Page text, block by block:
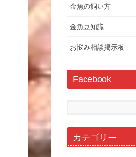
金魚の飼い方
金魚豆知識
お悩み相談掲示板
Facebook
カテゴリー